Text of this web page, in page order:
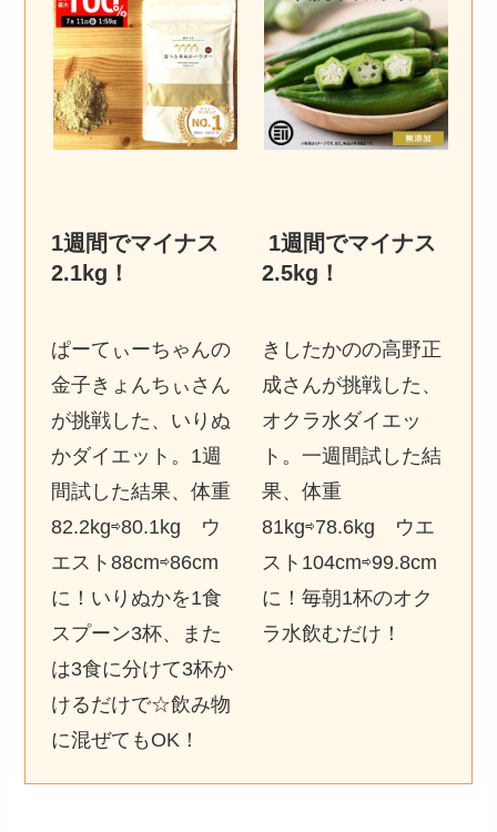
1週間でマイナス
2.1kg ！
ぱーてぃーちゃんの
金子きょんちぃさん
が挑戦した、いりぬ
かダイエット。1週
間試した結果、体重
82.2kg⇨80.1kg ウ
エスト88cm⇨86cm
に！いりぬかを1食
スプーン3杯、また
は3食に分けて3杯か
けるだけで☆飲み物
に混ぜてもOK！
1週間でマイナス
2.5kg ！
きしたかのの高野正
成さんが挑戦した、
オクラ水ダイエッ
ト。一週間試した結
果、体重
81kg⇨78.6kg ウエ
スト104cm⇨99.8cm
に！毎朝1杯のオク
ラ水飲むだけ！